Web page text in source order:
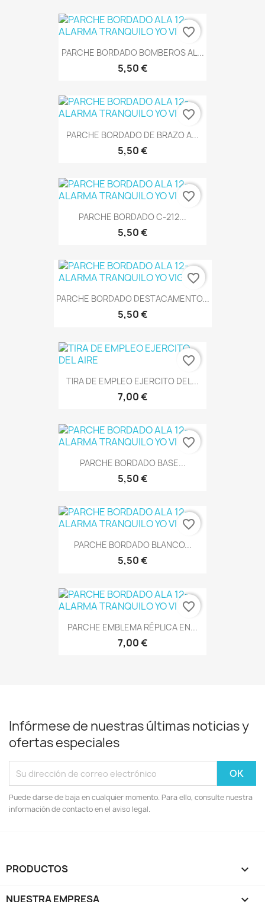
PARCHE BORDADO BOMBEROS AL...
5,50 €
favorite_border
PARCHE BORDADO DE BRAZO A...
5,50 €
favorite_border
PARCHE BORDADO C-212...
5,50 €
favorite_border
PARCHE BORDADO DESTACAMENTO...
5,50 €
favorite_border
TIRA DE EMPLEO EJERCITO DEL...
7,00 €
favorite_border
PARCHE BORDADO BASE...
5,50 €
favorite_border
PARCHE BORDADO BLANCO...
5,50 €
favorite_border
PARCHE EMBLEMA RÉPLICA EN...
7,00 €
favorite_border
Infórmese de nuestras últimas noticias y
ofertas especiales
Puede darse de baja en cualquier momento. Para ello, consulte nuestra
información de contacto en el aviso legal.
PRODUCTOS 
NUESTRA EMPRESA